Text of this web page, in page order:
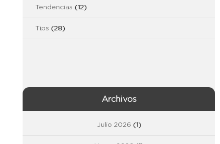
Tendencias (12)
Tips (28)
Archivos
Julio 2026 (1)